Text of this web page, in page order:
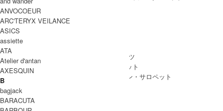
MEN
MEN ALL ITEM
/ ボトムス・パンツ
/ アウター・ジャケット
/ オールインワン・サロペット
ANVOCOEUR
ARC'TERYX VEILANCE
ASICS
assiette
ATA
Atelier d'antan
AXESQUIN
B
bagjack
BARACUTA